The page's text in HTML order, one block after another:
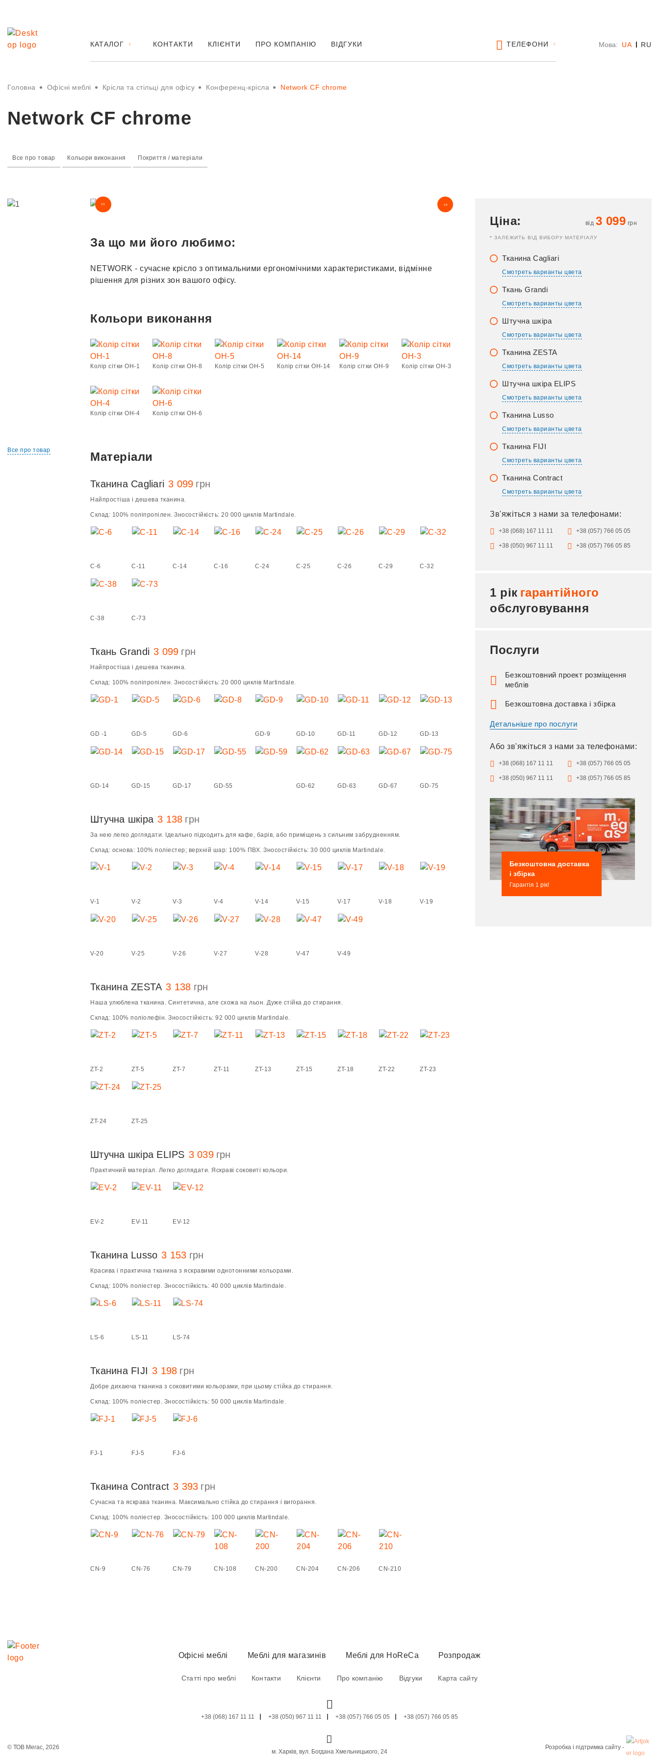
КАТАЛОГ КОНТАКТИ КЛІЄНТИ ПРО КОМПАНІЮ ВІДГУКИ ТЕЛЕФОНИ Мова: UA RU
Головна Офісні меблі Крісла та стільці для офісу Конференц-крісла Network CF chrome
Network CF chrome
Все про товар Кольори виконання Покриття / матеріали
Все про товар
За що ми його любимо:
NETWORK - сучасне крісло з оптимальними ергономічними характеристиками, відмінне
рішення для різних зон вашого офісу.
Кольори виконання
Колір сітки OH-1 Колір сітки ОН-8 Колір сітки OH-5 Колір сітки ОН-14 Колір сітки ОН-9 Колір сітки OH-3
Колір сітки OH-4 Колір сітки OH-6
Матеріали
Тканина Cagliari 3 099 грн
Найпростіша і дешева тканина.
Склад: 100% поліпропілен. Зносостійкість: 20 000 циклів Martindale.
C-6 C-11 C-14 C-16 C-24 C-25 C-26 C-29 C-32
C-38 C-73
Ткань Grandi 3 099 грн
Найпростіша і дешева тканина.
Склад: 100% поліпропілен. Зносостійкість: 20 000 циклів Martindale.
GD -1 GD-5 GD-6 GD-9 GD-10 GD-11 GD-12 GD-13
GD-14 GD-15 GD-17 GD-55 GD-62 GD-63 GD-67 GD-75
Штучна шкіра 3 138 грн
За нею легко доглядати. Ідеально підходить для кафе, барів, або приміщень з сильним забрудненням.
Склад: основа: 100% поліестер; верхній шар: 100% ПВХ. Зносостійкість: 30 000 циклів Martindale.
V-1 V-2 V-3 V-4 V-14 V-15 V-17 V-18 V-19
V-20 V-25 V-26 V-27 V-28 V-47 V-49
Тканина ZESTA 3 138 грн
Наша улюблена тканина. Синтетична, але схожа на льон. Дуже стійка до стирання.
Склад: 100% поліолефін. Зносостійкість: 92 000 циклів Martindale.
ZT-2 ZT-5 ZT-7 ZT-11 ZT-13 ZT-15 ZT-18 ZT-22 ZT-23
ZT-24 ZT-25
Штучна шкіра ELIPS 3 039 грн
Практичний матеріал. Легко доглядати. Яскраві соковиті кольори.
EV-2 EV-11 EV-12
Тканина Lusso 3 153 грн
Красива і практична тканина з яскравими однотонними кольорами.
Склад: 100% поліестер. Зносостійкість: 40 000 циклів Martindale.
LS-6 LS-11 LS-74
Тканина FIJI 3 198 грн
Добре дихаюча тканина з соковитими кольорами, при цьому стійка до стирання.
Склад: 100% поліестер. Зносостійкість: 50 000 циклів Martindale.
FJ-1 FJ-5 FJ-6
Тканина Contract 3 393 грн
Сучасна та яскрава тканина. Максимально стійка до стирання і вигорання.
Склад: 100% поліестер. Зносостійкість: 100 000 циклів Martindale.
CN-9 CN-76 CN-79 CN-108 CN-200 CN-204 CN-206 CN-210
Ціна: від 3 099 грн
* ЗАЛЕЖИТЬ ВІД ВИБОРУ МАТЕРІАЛУ
Тканина Cagliari
Смотреть варианты цвета
Ткань Grandi
Смотреть варианты цвета
Штучна шкіра
Смотреть варианты цвета
Тканина ZESTA
Смотреть варианты цвета
Штучна шкіра ELIPS
Смотреть варианты цвета
Тканина Lusso
Смотреть варианты цвета
Тканина FIJI
Смотреть варианты цвета
Тканина Contract
Смотреть варианты цвета
Зв'яжіться з нами за телефонами:
+38 (068) 167 11 11
+38 (050) 967 11 11
+38 (057) 766 05 05
+38 (057) 766 05 85
1 рік гарантійного
обслуговування
Послуги
Безкоштовний проект розміщення
меблів
Безкоштовна доставка і збірка
Детальніше про послуги
Або зв'яжіться з нами за телефонами:
+38 (068) 167 11 11
+38 (050) 967 11 11
+38 (057) 766 05 05
+38 (057) 766 05 85
Безкоштовна доставка
і збірка
Гарантія 1 рік!
Офісні меблі Меблі для магазинів Меблі для HoReCa Розпродаж
Статті про меблі Контакти Клієнти Про компанію Відгуки Карта сайту
+38 (068) 167 11 11 +38 (050) 967 11 11 +38 (057) 766 05 05 +38 (057) 766 05 85
© ТОВ Мегас, 2026
м. Харків, вул. Богдана Хмельницького, 24
Розробка і підтримка сайту -